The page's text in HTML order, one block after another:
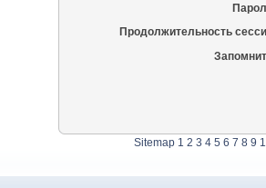
Продолжительность
Sitemap 1 2 3 4 5 6 7 8 9